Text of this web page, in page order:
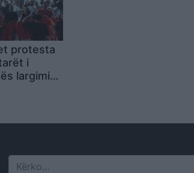
protesta
i
largimin: